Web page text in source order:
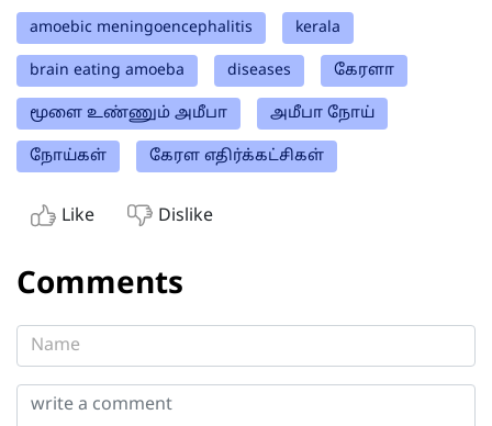
amoebic meningoencephalitis kerala
brain eating amoeba diseases கேரளா
மூளை உண்ணும் அமீபா அமீபா நோய்
நோய்கள் கேரள எதிர்க்கட்சிகள்
Like Dislike
Comments